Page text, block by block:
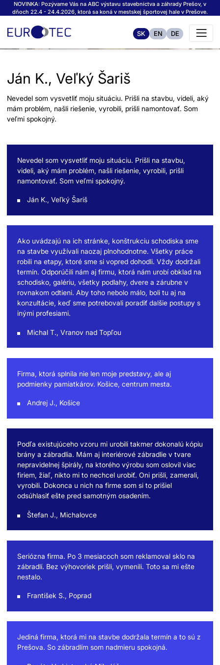
NOVINKA: Pozývame Vás na ABC výstavu stavebníctva a záhrady Prešov, v
dňoch 22.4 - 24.4.2026, ktorá sa koná v mestskej športovej hale v Prešove.
SK EN DE
Ján K., Veľký Šariš
Nevedel som vysvetliť moju situáciu. Prišli na stavbu, videli, aký
mám problém, našli riešenie, vyrobili, prišli namontovať. Som
veľmi spokojný.
Nevedel som vysvetliť moju situáciu. Prišli na stavbu,
videli, aký mám problém, našli riešenie, vyrobili, prišli
namontovať. Som veľmi spokojný.
Ján K., Veľký Šariš
Ako uvádzajú na ich stránke, konštrukciu schodiska sme
na stavbe využívali naozaj plnohodnotne. Všetky práce
robili na etapy, ktoré sme si vopred dohodli. Vždy dodržali
termín. Odporúčili nám aj firmu, ktorá nám urobí obklad na
schodisko, galériu, všetky podlahy, dvere a zárubne v
rovnakom odtieni. Aby toho nebolo málo, boli tu aj na
konzultácie, keď sme potrebovali poradiť dalšie postupy s
inými profesiami.
Michal T., Vranov nad Topľou
Firma, ktorá splnila nie len moje predstavy, ale aj
podmienky pamiatkárov. Košice, centrum mesta.
Andrej J., Košice
Podľa existujúceho vzoru mi urobili takmer dokonalú kópiu
brány a zábradlia. Mám aj interiérové zábradlie v tvare
nepravidelnej špirály, na ktorého výrobu som oslovil viac
firiem, žiaľ, nikto mi to nechcel urobiť. Oni prišli, zamerali,
vyrobili. Dokonca u nich na firme som si to prišiel
odsúhlasiť ešte pred samotným osadením.
Štefan J., Michalovce
Seriózna firma. Po 3 mesiacoch som reklamoval sklo na
zábradlí. Bez výhovoriek prišli, vymenili. Toto sa mi ešte
nestalo.
František S., Poprad
Jediná firma, ktorá mi na stavbe dodržala termín a to sú z
Prešova. So zábradlím som nadmieru spokojná.